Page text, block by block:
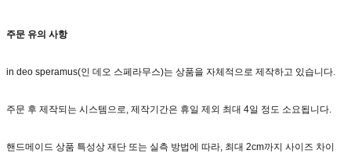
주문 유의 사항
in deo speramus(인 데오 스페라무스)는 상품을 자체적으로 제작하고 있습니다.
주문 후 제작되는 시스템으로, 제작기간은 휴일 제외 최대 4일 정도 소요됩니다.
핸드메이드 상품 특성상 재단 또는 실측 방법에 따라, 최대 2cm까지 사이즈 차이